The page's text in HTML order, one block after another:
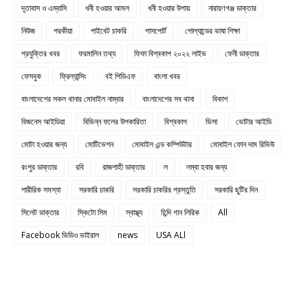
দূতাবাস ও এম্বাসি
ধনী হওয়ার আমল ধনী হওয়ার উপায়
নারায়ণগঞ্জ ডাক্তার
নিউজ
পরকীয়া পাইবেট চাকরি পাসপোর্ট
পোল্যান্ডের ভাষা শিক্ষা
প্রযুক্তির খবর
ফরমালিন তথ্য ফিফা বিশ্বকাপ ২০২২ লাইভ
ফেনী ডাক্তার
ফেসবুক
ফ্রিল্যান্সিং বই পিডিএফ
বাংলা খবর
বাংলাদেশের সকল থানার মোবাইল নাম্বার
বাংলাদেশের সব থানা
বিকাশ
বিজনেস আইডিয়া
বিভিন্ন ফলের উপকারিতা বিশ্বকাপ ভিসা
ভোটার আইডি
মোটা হওয়ার জন্য
মোটিভেশন মোবাইল এন্ড কম্পিউটার
মোবাইল ফোন দাম রিভিউ
রংপুর ডাক্তার
রবি রাজশাহী ডাক্তার ল
লম্বা হবার জন্য
শারীরিক সমস্যা
সরকারি চাকরি সরকারি চাকরির প্রস্তুতি
সরকারি ছুটির দিন
সিলেট ডাক্তার
স্কিটো সিম স্বাস্থ্য হিন্দি গান লিরিক
All
Facebook ভিডিও ভাইরাল
news USA ALl